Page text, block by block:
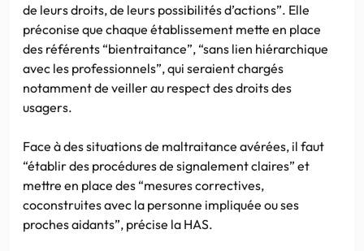
de leurs droits, de leurs possibilités d’actions”. Elle
préconise que chaque établissement mette en place
des référents “bientraitance”, “sans lien hiérarchique
avec les professionnels”, qui seraient chargés
notamment de veiller au respect des droits des
usagers.
Face à des situations de maltraitance avérées, il faut
“établir des procédures de signalement claires” et
mettre en place des “mesures correctives,
coconstruites avec la personne impliquée ou ses
proches aidants”, précise la HAS.